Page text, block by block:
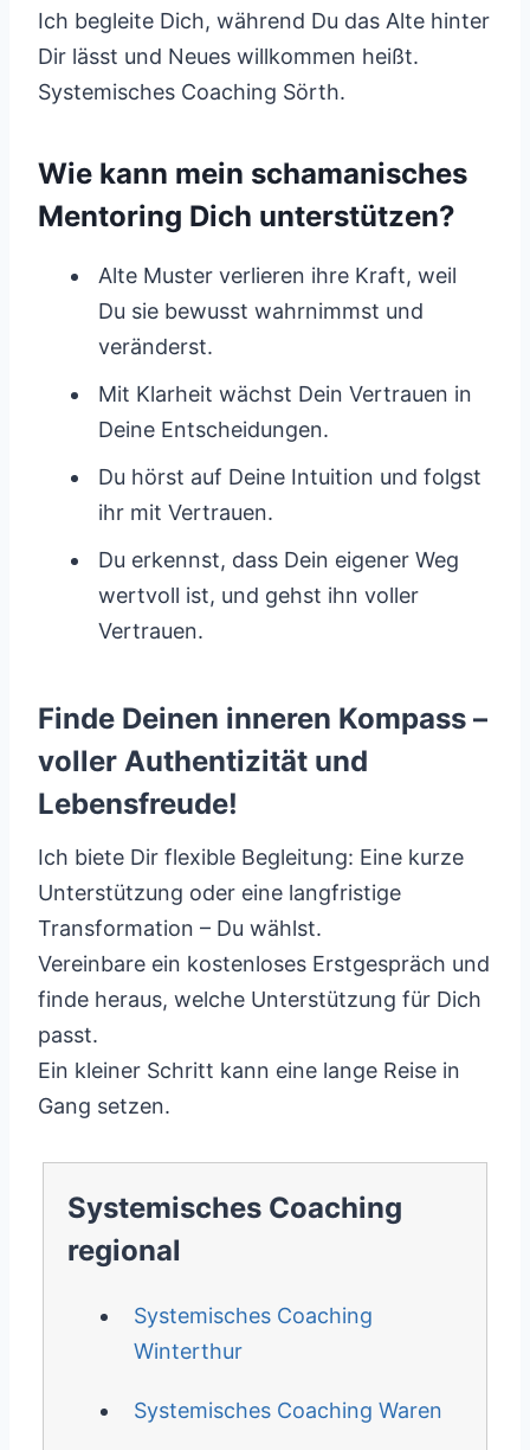
Ich begleite Dich, während Du das Alte hinter
Dir lässt und Neues willkommen heißt.
Systemisches Coaching Sörth.
Wie kann mein schamanisches
Mentoring Dich unterstützen?
Alte Muster verlieren ihre Kraft, weil
Du sie bewusst wahrnimmst und
veränderst.
Mit Klarheit wächst Dein Vertrauen in
Deine Entscheidungen.
Du hörst auf Deine Intuition und folgst
ihr mit Vertrauen.
Du erkennst, dass Dein eigener Weg
wertvoll ist, und gehst ihn voller
Vertrauen.
Finde Deinen inneren Kompass –
voller Authentizität und
Lebensfreude!
Ich biete Dir flexible Begleitung: Eine kurze
Unterstützung oder eine langfristige
Transformation – Du wählst.
Vereinbare ein kostenloses Erstgespräch und
finde heraus, welche Unterstützung für Dich
passt.
Ein kleiner Schritt kann eine lange Reise in
Gang setzen.
Systemisches Coaching
regional
Systemisches Coaching
Winterthur
Systemisches Coaching Waren